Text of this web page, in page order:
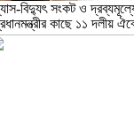
বিদ্যুৎ সংকট ও
কাছে ১১ দলীয়